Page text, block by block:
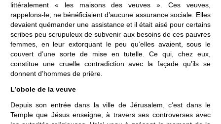
littéralement « les maisons des veuves ». Ces veuves,
rappelons-le, ne bénéficiaient d’aucune assurance sociale. Elles
devaient quémander une assistance et il était aisé pour certains
scribes peu scrupuleux de subvenir aux besoins de ces pauvres
femmes, en leur extorquant le peu qu’elles avaient, sous le
couvert d’une sorte de mise en tutelle. Ce qui, chez eux,
constitue une cruelle contradiction avec la façade qu’ils se
donnent d’hommes de prière.
L’obole de la veuve
Depuis son entrée dans la ville de Jérusalem, c’est dans le
Temple que Jésus enseigne, à travers ses controverses avec